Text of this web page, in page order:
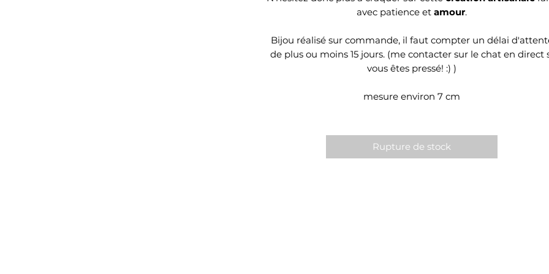
avec patience et amour.
Bijou réalisé sur commande, il faut compter un délai
de plus ou moins 15 jours. (me contacter sur le chat en direct
vous êtes pressé! :) )
mesure environ 7 cm
Rupture de stock